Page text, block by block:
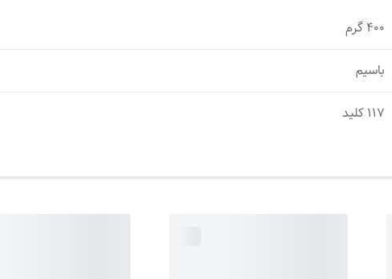
400 گرم
باسیم
117 کلید